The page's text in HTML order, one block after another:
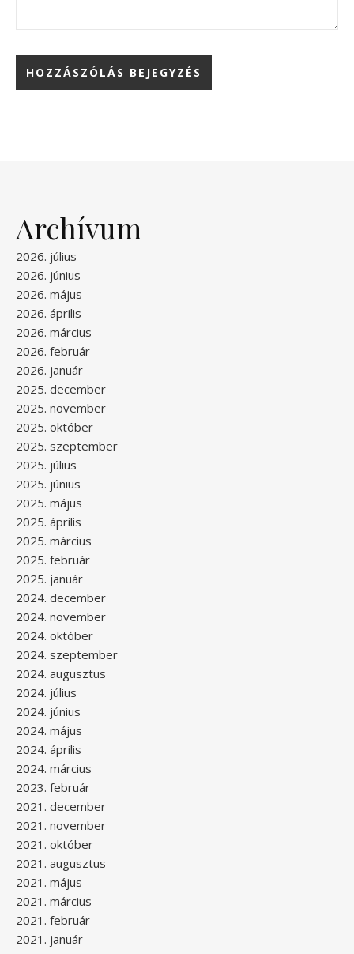
Archívum
2026. július
2026. június
2026. május
2026. április
2026. március
2026. február
2026. január
2025. december
2025. november
2025. október
2025. szeptember
2025. július
2025. június
2025. május
2025. április
2025. március
2025. február
2025. január
2024. december
2024. november
2024. október
2024. szeptember
2024. augusztus
2024. július
2024. június
2024. május
2024. április
2024. március
2023. február
2021. december
2021. november
2021. október
2021. augusztus
2021. május
2021. március
2021. február
2021. január